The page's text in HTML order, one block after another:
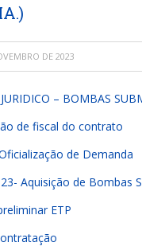
DE 2023
– BOMBAS
de fiscal do contrato
de Demanda
Aquisição de Bombas
ETP